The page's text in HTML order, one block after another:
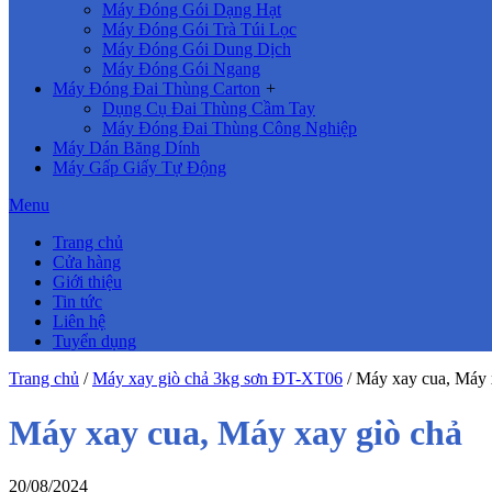
Máy Đóng Gói Dạng Hạt
Máy Đóng Gói Trà Túi Lọc
Máy Đóng Gói Dung Dịch
Máy Đóng Gói Ngang
Máy Đóng Đai Thùng Carton +
Dụng Cụ Đai Thùng Cầm Tay
Máy Đóng Đai Thùng Công Nghiệp
Máy Dán Băng Dính
Máy Gấp Giấy Tự Động
Menu
Trang chủ
Cửa hàng
Giới thiệu
Tin tức
Liên hệ
Tuyển dụng
Trang chủ /Máy xay giò chả 3kg sơn ĐT-XT06 /Máy xay cua, Máy
Máy xay cua, Máy xay giò chả
20/08/2024